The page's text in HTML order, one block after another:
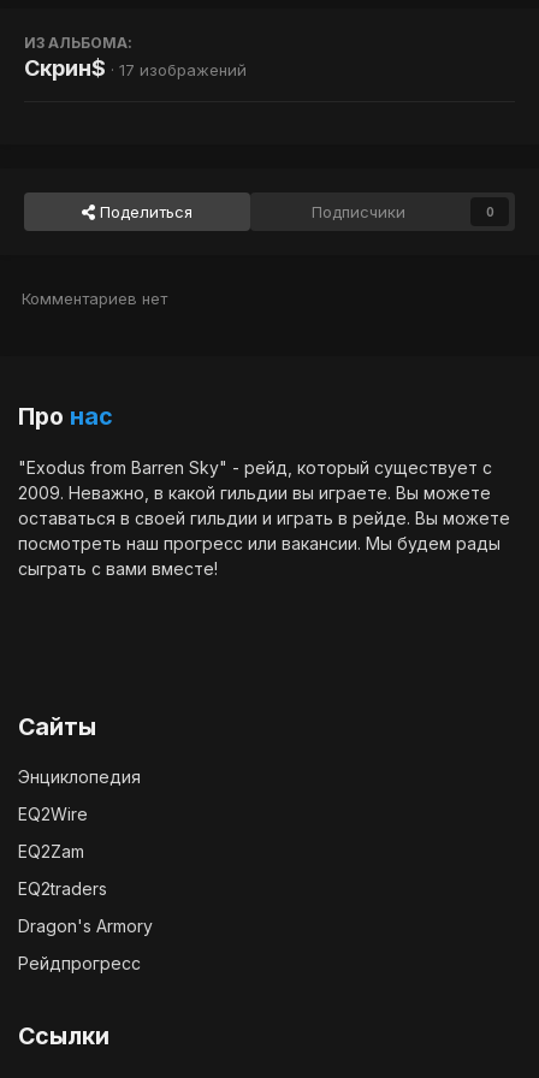
ИЗ АЛЬБОМА:
Скрин$ · 17 изображений
Поделиться Подписчики 0
Комментариев нет
Про нас
"Exodus from Barren Sky" - рейд, который существует с
2009. Неважно, в какой гильдии вы играете. Вы можете
оставаться в своей гильдии и играть в рейде. Вы можете
посмотреть наш прогресс или вакансии. Мы будем рады
сыграть с вами вместе!
Сайты
Энциклопедия
EQ2Wire
EQ2Zam
EQ2traders
Dragon's Armory
Рейдпрогресс
Ссылки